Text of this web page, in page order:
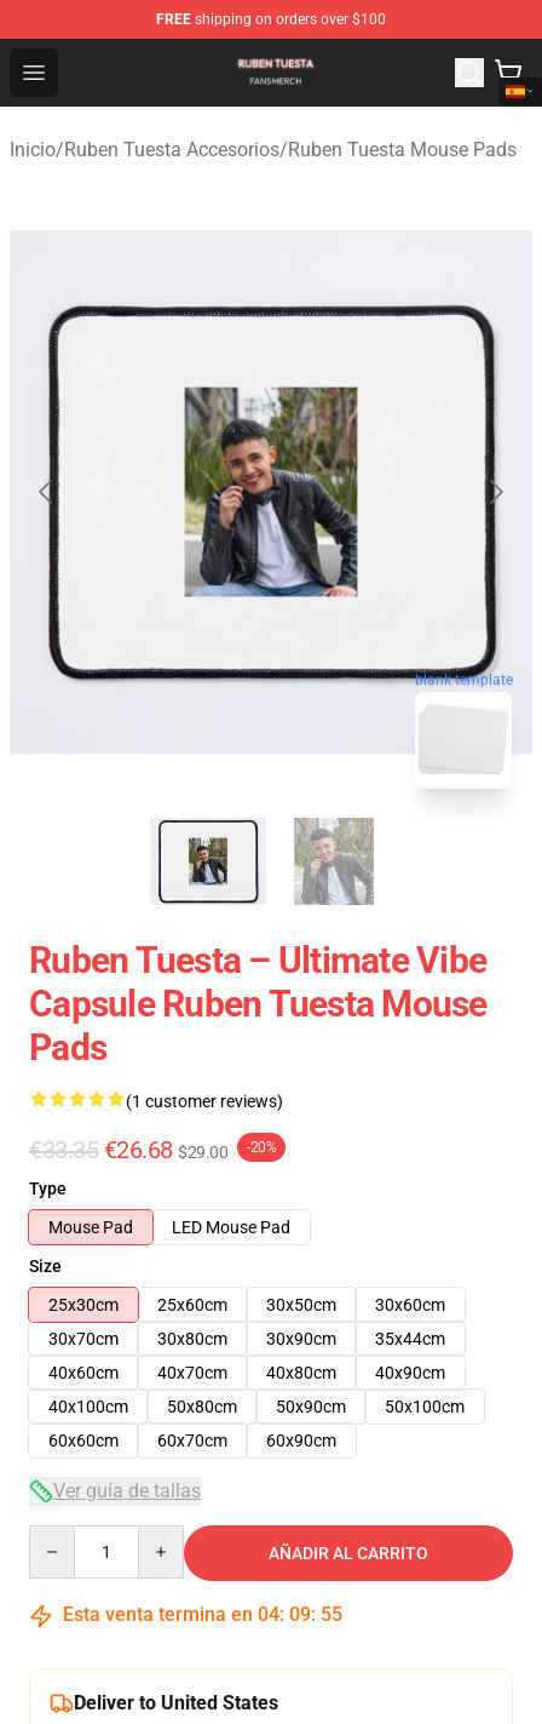
FREE shipping on orders over $100
Open menu
Ruben Tuesta Shop - Official Ruben Tuesta Merchandise
Inicio/Ruben Tuesta Accesorios/Ruben Tuesta Mouse Pads
blank template
Ruben Tuesta – Ultimate Vibe
Capsule Ruben Tuesta Mouse
Pads
(1 customer reviews)
€33.35 €26.68 $29.00 -20%
Type
Mouse Pad
LED Mouse Pad
Size
25x30cm
25x60cm 30x50cm
30x60cm
30x70cm
30x80cm 30x90cm
35x44cm
40x60cm
40x70cm 40x80cm
40x90cm
40x100cm
50x80cm 50x90cm
50x100cm
60x60cm
60x70cm 60x90cm
Ver guía de tallas
AÑADIR AL CARRITO
Esta venta termina en 04: 09: 55
Deliver to United States